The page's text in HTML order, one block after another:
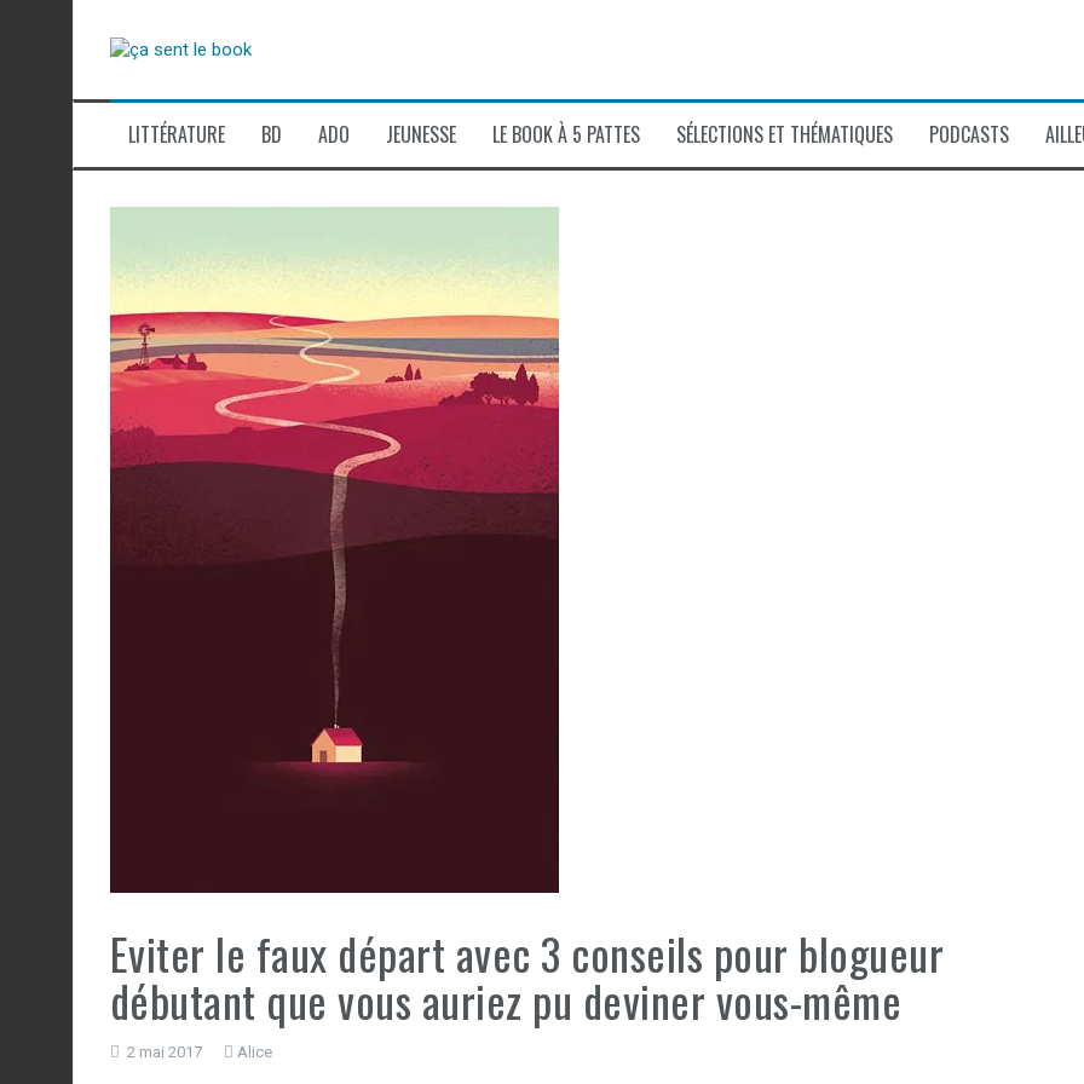
LITTÉRATURE BD ADO JEUNESSE LE BOOK À 5 PATTES SÉLECTIONS ET THÉMATIQUES PODCASTS
Eviter le faux départ avec 3 conseils pour blogueur
débutant que vous auriez pu deviner vous-même
2 mai 2017 Alice